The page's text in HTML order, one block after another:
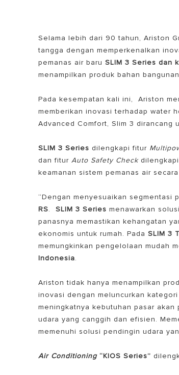
Selama lebih dari 90 tahun, Ariston
tangga dengan memperkenalkan
pemanas air baruSLIM 3 Series dan
menampilkan produk bahan
Pada kesempatan kali ini, Ariston
memberikan inovasi terhadap water
Advanced Comfort, Slim 3 dirancang
SLIM 3 Series dilengkapi fitur
dan fiturAuto Safety Checkdilengkapi
keamanan sistem pemanas air
“Dengan menyesuaikan segmentasi
RS.SLIM 3 Series menawarkan
panasnya memastikan kehangatan
ekonomis untuk rumah. PadaSLIM 3
memungkinkan pengelolaan mudah
Indonesia.
Ariston tidak hanya menampilkan
inovasi dengan meluncurkan
meningkatnya kebutuhan pasar
udara yang canggih dan efisien.
memenuhi solusi pendingin udara
Air Conditioning “KIOS Series”